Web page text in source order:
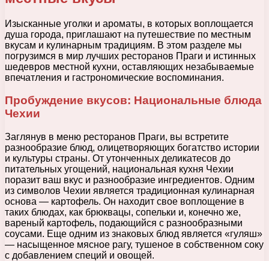
Изысканные уголки и ароматы, в которых воплощается
душа города, приглашают на путешествие по местным
вкусам и кулинарным традициям. В этом разделе мы
погрузимся в мир лучших ресторанов Праги и истинных
шедевров местной кухни, оставляющих незабываемые
впечатления и гастрономические воспоминания.
Пробуждение вкусов: Национальные блюда
Чехии
Заглянув в меню ресторанов Праги, вы встретите
разнообразие блюд, олицетворяющих богатство истории
и культуры страны. От утонченных деликатесов до
питательных угощений, национальная кухня Чехии
поразит ваш вкус и разнообразие ингредиентов. Одним
из символов Чехии является традиционная кулинарная
основа — картофель. Он находит свое воплощение в
таких блюдах, как брюквацы, сопельки и, конечно же,
вареный картофель, подающийся с разнообразными
соусами. Еще одним из знаковых блюд является «гуляш»
— насыщенное мясное рагу, тушеное в собственном соку
с добавлением специй и овощей.